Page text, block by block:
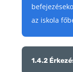
az iskola
1.4.2